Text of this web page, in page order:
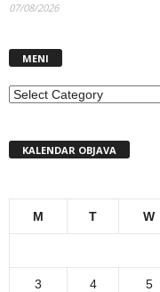
07/08/2026
MENI
MENI
KALENDAR OBJAVA
M T W
3 4 5